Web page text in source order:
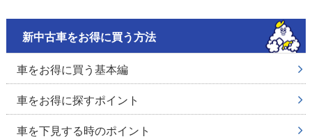
新中古車をお得に買う方法
車をお得に買う基本編
車をお得に探すポイント
車を下見する時のポイント